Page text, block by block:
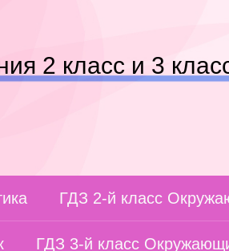
2 класс и 3
ГДЗ 2-й класс
ГДЗ 3-й класс